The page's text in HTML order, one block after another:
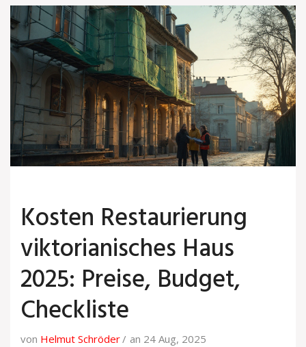
Kosten Restaurierung
viktorianisches Haus
2025: Preise, Budget,
Checkliste
von Helmut Schröder an 24 Aug, 2025